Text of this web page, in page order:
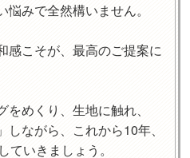
みで全然構いません。
感こそが、最高のご提案に
めくり、生地に触れ、
しながら、これから10年、
いきましょう。